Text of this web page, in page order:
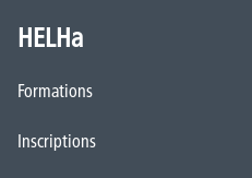
HELHa
Formations
Inscriptions